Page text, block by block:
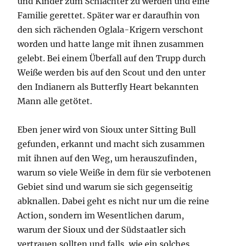
Familie gerettet. Später war er daraufhin von
den sich rächenden Oglala-Krigern verschont
worden und hatte lange mit ihnen zusammen
gelebt. Bei einem Überfall auf den Trupp durch
Weiße werden bis auf den Scout und den unter
den Indianern als Butterfly Heart bekannten
Mann alle getötet.
Eben jener wird von Sioux unter Sitting Bull
gefunden, erkannt und macht sich zusammen
mit ihnen auf den Weg, um herauszufinden,
warum so viele Weiße in dem für sie verbotenen
Gebiet sind und warum sie sich gegenseitig
abknallen. Dabei geht es nicht nur um die reine
Action, sondern im Wesentlichen darum,
warum der Sioux und der Südstaatler sich
vertrauen sollten und falls, wie ein solches